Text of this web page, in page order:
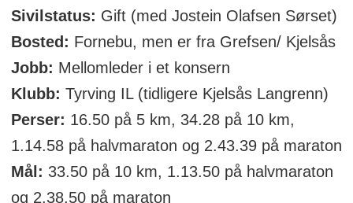
Sivilstatus: Gift (med Jostein Olafsen Sørset)
Bosted: Fornebu, men er fra Grefsen/ Kjelsås
Jobb: Mellomleder i et konsern
Klubb: Tyrving IL (tidligere Kjelsås Langrenn)
Perser: 16.50 på 5 km, 34.28 på 10 km,
1.14.58 på halvmaraton og 2.43.39 på maraton
Mål: 33.50 på 10 km, 1.13.50 på halvmaraton
og 2.38.50 på maraton